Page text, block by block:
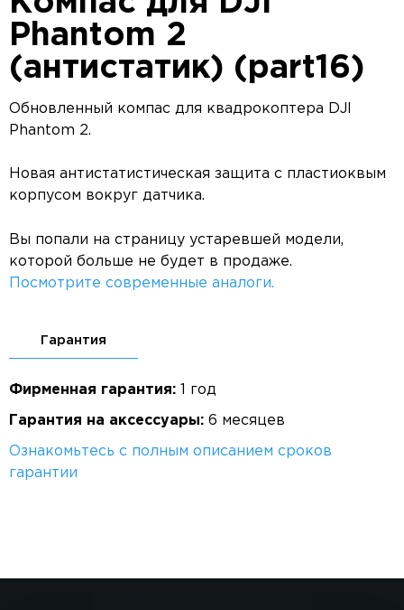
Phantom 2
(антистатик) (part16)
Обновленный компас для квадрокоптера DJI
Phantom 2.
Новая антистатистическая защита с пластиоквым
корпусом вокруг датчика.
Вы попали на страницу устаревшей модели,
которой больше не будет в продаже.
Посмотрите современные аналоги.
Гарантия
Фирменная гарантия: 1 год
Гарантия на аксессуары: 6 месяцев
Ознакомьтесь с полным описанием сроков
гарантии